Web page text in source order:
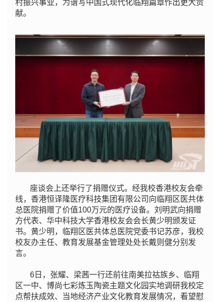
村振兴事业，为谱写中国式现代化临翔篇章作出更大贡
献。
座谈会上还举行了捐赠仪式。经我校香港校友会牵
线，香港恒译隆医疗科技集团有限公司向临翔区医共体
总医院捐赠了价值100万元的医疗设备。刘明武向捐赠
方代表、华中科技大学香港校友会会长黄少明颁发证
书。黄少明，临翔区医共体总医院党委书记苏彦，我校
校友办主任、教育发展基金管理处处长戴则健分别发
言。
6日，张耀、梁茜一行还前往南美拉祜族乡、临翔
区一中、博尚七彩炼玉陶瓷主题文化园实地调研我校定
点帮扶成效、当地经济产业文化教育发展情况，看望慰